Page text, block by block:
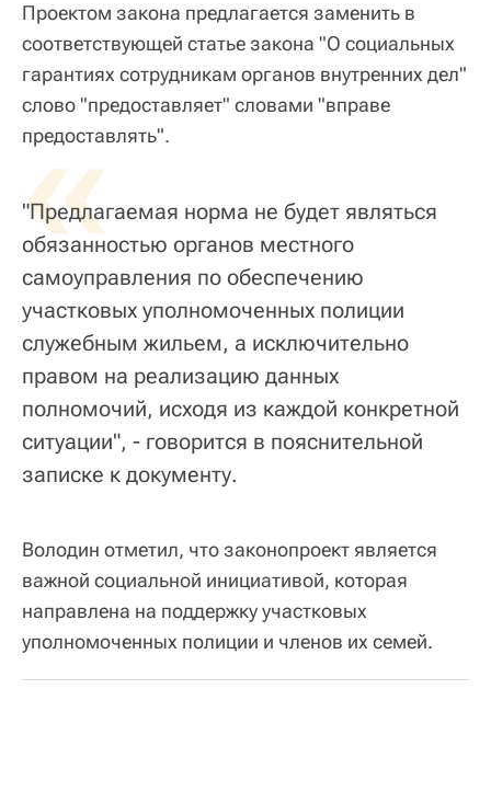
Проектом закона предлагается заменить в
соответствующей статье закона "О социальных
гарантиях сотрудникам органов внутренних дел"
слово "предоставляет" словами "вправе
предоставлять".
«
"Предлагаемая норма не будет являться
обязанностью органов местного
самоуправления по обеспечению
участковых уполномоченных полиции
служебным жильем, а исключительно
правом на реализацию данных
полномочий, исходя из каждой конкретной
ситуации", - говорится в пояснительной
записке к документу.
Володин отметил, что законопроект является
важной социальной инициативой, которая
направлена на поддержку участковых
уполномоченных полиции и членов их семей.